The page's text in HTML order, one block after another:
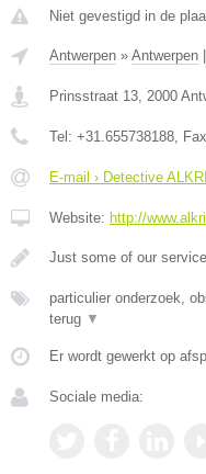
Niet gevestigd in de
Antwerpen » Antwerpen
Prinsstraat 13 2000
Tel: +31.655738188 ,
E-mail › Detective
Website: http://
Just some of our
particulier onderzoek,
terug ▼
Er wordt gewerkt op
Sociale media: